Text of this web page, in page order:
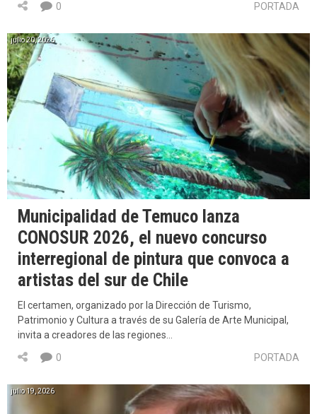
PORTADA
0
julio 20, 2026
Municipalidad de Temuco lanza
CONOSUR 2026, el nuevo concurso
interregional de pintura que convoca a
artistas del sur de Chile
El certamen, organizado por la Dirección de Turismo,
Patrimonio y Cultura a través de su Galería de Arte Municipal,
invita a creadores de las regiones…
PORTADA
0
julio 19, 2026